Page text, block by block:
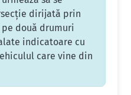
dirijată prin
două drumuri
indicatoare cu
care vine din